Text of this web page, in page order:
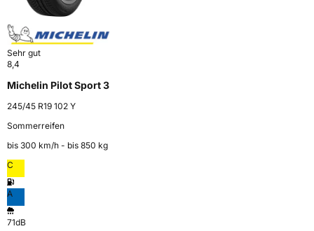
Sehr gut
8,4
Michelin Pilot Sport 3
245/45 R19 102 Y
Sommerreifen
bis 300 km⁠/⁠h - bis 850 kg
C
A
71dB